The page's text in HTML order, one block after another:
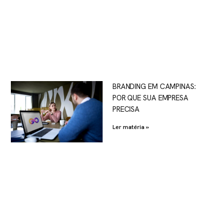
BRANDING EM CAMPINAS:
POR QUE SUA EMPRESA
PRECISA
Ler matéria »